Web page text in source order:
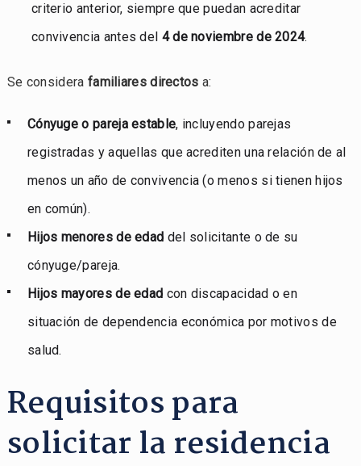
criterio anterior, siempre que puedan acreditar
convivencia antes del 4 de noviembre de 2024.
Se considera familiares directos a:
Cónyuge o pareja estable, incluyendo parejas
registradas y aquellas que acrediten una relación de al
menos un año de convivencia (o menos si tienen hijos
en común).
Hijos menores de edad del solicitante o de su
cónyuge/pareja.
Hijos mayores de edad con discapacidad o en
situación de dependencia económica por motivos de
salud.
Requisitos para
solicitar la residencia